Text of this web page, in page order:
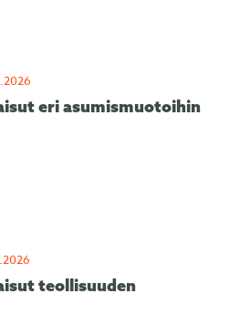
eri asumismuotoihin
teollisuuden